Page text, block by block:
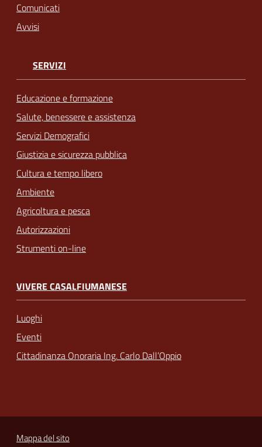
Comunicati
Avvisi
SERVIZI
Educazione e formazione
Salute, benessere e assistenza
Servizi Demografici
Giustizia e sicurezza pubblica
Cultura e tempo libero
Ambiente
Agricoltura e pesca
Autorizzazioni
Strumenti on-line
VIVERE CASALFIUMANESE
Luoghi
Eventi
Cittadinanza Onoraria Ing. Carlo Dall’Oppio
Mappa del sito